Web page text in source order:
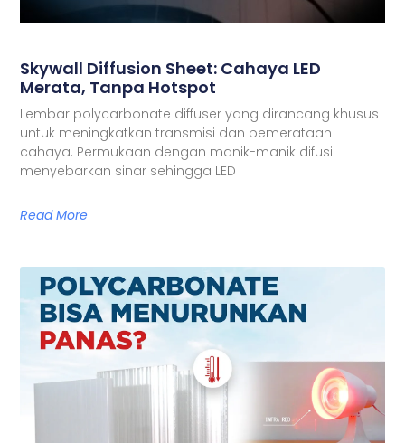
Skywall Diffusion Sheet: Cahaya LED
Merata, Tanpa Hotspot
Lembar polycarbonate diffuser yang dirancang khusus
untuk meningkatkan transmisi dan pemerataan
cahaya. Permukaan dengan manik-manik difusi
menyebarkan sinar sehingga LED
Read More